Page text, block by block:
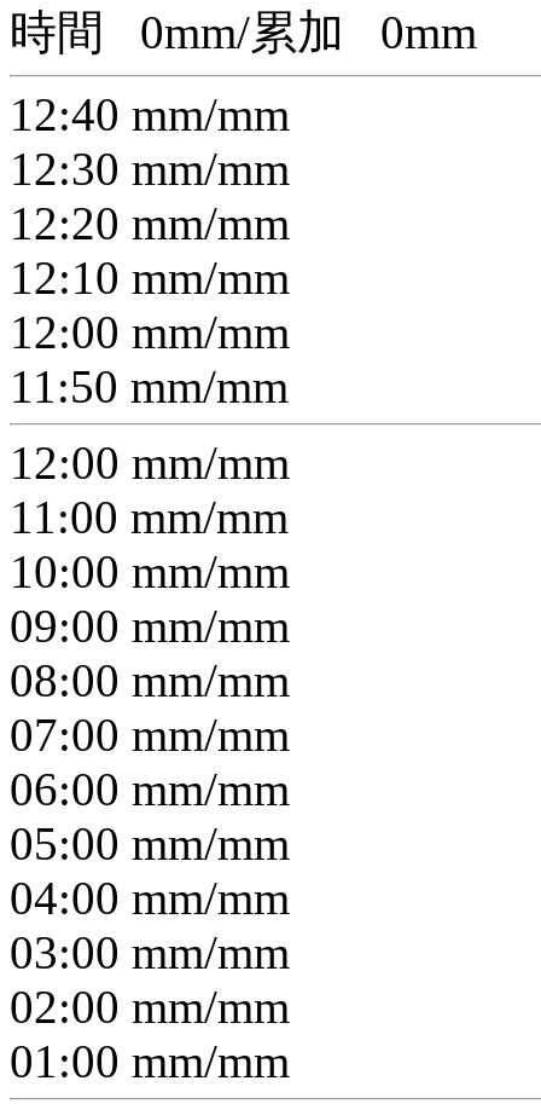
時間
0mm/累加 0mm
12:40 mm/mm
12:30 mm/mm
12:20 mm/mm
12:10 mm/mm
12:00 mm/mm
11:50 mm/mm
12:00 mm/mm
11:00 mm/mm
10:00 mm/mm
09:00 mm/mm
08:00 mm/mm
07:00 mm/mm
06:00 mm/mm
05:00 mm/mm
04:00 mm/mm
03:00 mm/mm
02:00 mm/mm
01:00 mm/mm